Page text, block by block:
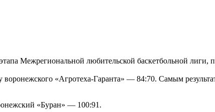
Межрегиональной любительской баскетбольной лиги,
«Агротеха-Гаранта» — 84:70. Самым
«Буран» — 100:91.